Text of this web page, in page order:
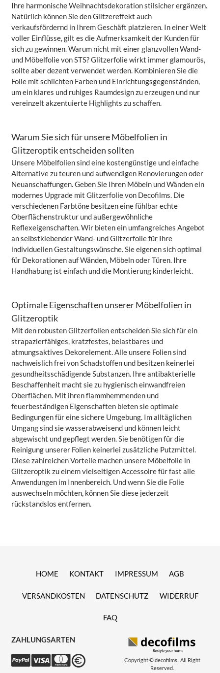
Ihre harmonische Weihnachtsdekoration stilsicher ergänzen.
Natürlich können Sie den Glitzereffekt auch
verkaufsfördernd in Ihrem Geschäft platzieren. In einer Welt
voller Einflüsse, gilt es die Aufmerksamkeit der Kunden für
sich zu gewinnen. Warum nicht mit einer glanzvollen Wand-
und Möbelfolie von STS? Glitzerfolie wirkt immer glamourös,
sollte aber dezent verwendet werden. Kombinieren Sie die
Folie mit schlichten Farben und Einrichtungsgegenständen,
um ein klares und ruhiges Raumdesign zu erzeugen und nur
vereinzelt akzentuierte Highlights zu schaffen.
Warum Sie sich für unsere Möbelfolien in
Glitzeroptik entscheiden sollten
Unsere Möbelfolien sind eine kostengünstige und einfache
Alternative zu teuren und aufwendigen Renovierungen oder
Neuanschaffungen. Geben Sie Ihren Möbeln und Wänden ein
modernes Upgrade mit Glitzerfolie von Decofilms. Die
verschiedenen Farbtöne besitzen eine fühlbar echte
Oberflächenstruktur und außergewöhnliche
Reflexeigenschaften. Wir bieten ein umfangreiches Angebot
an selbstklebender Wand- und Glitzerfolie für Ihre
individuellen Gestaltungswünsche. Sie eigenen sich optimal
für Dekorationen auf Wänden, Möbeln oder Türen. Ihre
Handhabung ist einfach und die Montierung kinderleicht.
Optimale Eigenschaften unserer Möbelfolien in
Glitzeroptik
Mit den robusten Glitzerfolien entscheiden Sie sich für ein
strapazierfähiges, kratzfestes, belastbares und
atmungsaktives Dekorelement. Alle unsere Folien sind
nachweislich frei von Schadstoffen und besitzen keinerlei
gesundheitsschädigende Substanzen. Ihre antibakterielle
Beschaffenheit macht sie zu hygienisch einwandfreien
Oberflächen. Mit ihren flammhemmenden und
feuerbeständigen Eigenschaften bieten sie optimale
Bedingungen für eine sichere Umgebung. Im alltäglichen
Umgang sind sie wasserabweisend und können leicht
abgewischt und gepflegt werden. Sie benötigen für die
Reinigung unserer Folien keinerlei zusätzliche Putzmittel.
Diese zahlreichen Vorteile machen unsere Möbelfolie in
Glitzeroptik zu einem vielseitigen Accessoire für fast alle
Anwendungen im Innenbereich. Und wenn Sie die Folie
auswechseln möchten, können Sie diese jederzeit
rückstandslos entfernen.
HOME KONTAKT IMPRESSUM AGB
VERSANDKOSTEN DATENSCHUTZ WIDERRUF
FAQ
ZAHLUNGSARTEN
Copyright © decofilms . All Right
Reserved.